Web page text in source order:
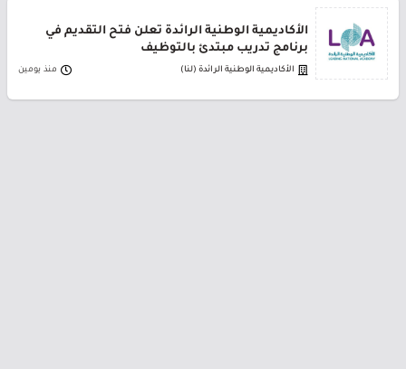
الأكاديمية الوطنية الرائدة تعلن فتح التقديم في
برنامج تدريب مبتدئ بالتوظيف
الأكاديمية الوطنية الرائدة (لنا) منذ يومين